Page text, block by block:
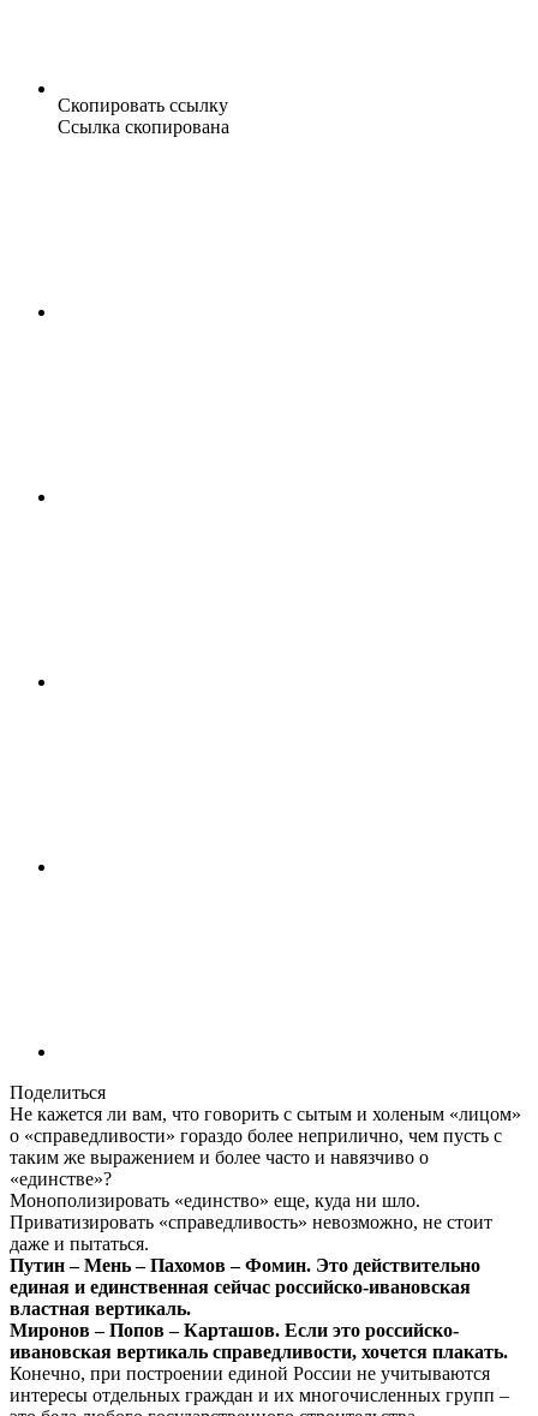
Скопировать ссылку
Ссылка скопирована
Поделиться
Не кажется ли вам, что говорить с сытым и холеным «лицом»
о «справедливости» гораздо более неприлично, чем пусть с
таким же выражением и более часто и навязчиво о
«единстве»?
Монополизировать «единство» еще, куда ни шло.
Приватизировать «справедливость» невозможно, не стоит
даже и пытаться.
Путин – Мень – Пахомов – Фомин. Это действительно
единая и единственная сейчас российско-ивановская
властная вертикаль.
Миронов – Попов – Карташов. Если это российско-
ивановская вертикаль справедливости, хочется плакать.
Конечно, при построении единой России не учитываются
интересы отдельных граждан и их многочисленных групп –